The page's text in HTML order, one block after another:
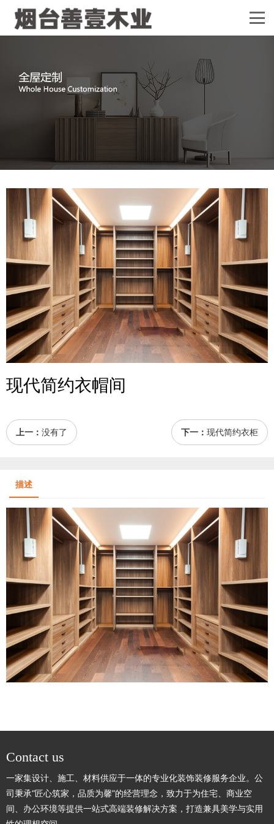
现代简约衣帽间
上一： 没有了 下一： 现代简约衣柜
描述
Contact us
一家集设计、施工、材料供应于一体的专业化装饰装修服务企业。公
司秉承“匠心筑家，品质为馨”的经营理念，致力于为住宅、商业空
间、办公环境等提供一站式高端装修解决方案，打造兼具美学与实用